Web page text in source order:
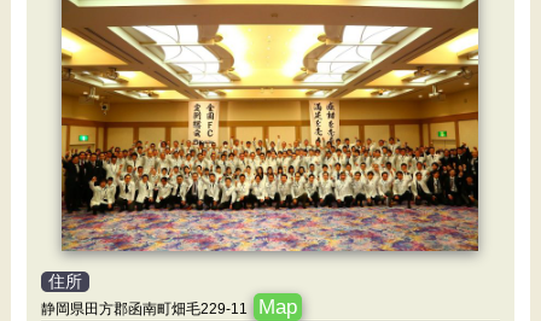
住所
静岡県田方郡函南町畑毛229-11 Map